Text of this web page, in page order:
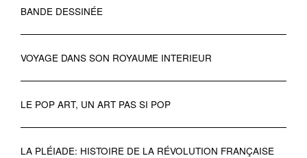
BANDE DESSINÉE
VOYAGE DANS SON ROYAUME INTERIEUR
LE POP ART, UN ART PAS SI POP
LA PLÉIADE: HISTOIRE DE LA RÉVOLUTION FRANÇAISE